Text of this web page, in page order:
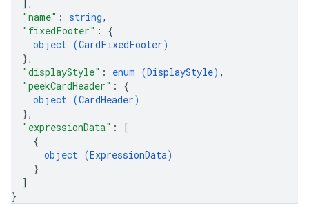
,
"name" : string,
"fixedFooter" : {
object (CardFixedFooter)
},
"displayStyle" : enum (DisplayStyle) ,
"peekCardHeader" : {
object (CardHeader)
},
"expressionData" :
[
{
object (ExpressionData)
}
]
}